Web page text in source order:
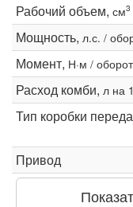
Рабочий объем, см3
Мощность, л.с. /
Момент, Н·м /
Расход комби, л на
Тип коробки
Привод